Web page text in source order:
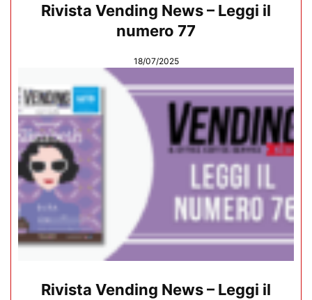
Rivista Vending News – Leggi il
numero 77
18/07/2025
Rivista Vending News – Leggi il